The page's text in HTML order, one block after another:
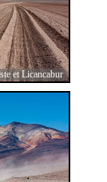
et Licancabur